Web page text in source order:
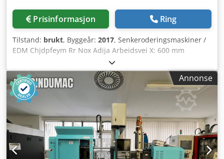
Prisinformasjon Ring
Tilstand: brukt, Byggeår: 2017, Senkeroderingsmaskiner /
EDM Chjdpfeym Rr Nox Adija Arbeidsvei X: 600 mm
Arbeidsvei Y: 400 mm Arbeidsvei Z: 450 mm Bordstørrelse
X: 750 mm Bordstørrelse Y: 600 mm Maks. arbeidsstykke X:
1040 mm Maks. arbeidsstykke Y: 730 mm Maks.
arbeidsstykke Z: 410 mm Maks. elektrodevekt: 50 kg Maks.
arbeidsstykkevekt: 1600 kg Generator: 64 ampere Kjøler
Nedsenkbar beholder Charmilles-styring
Presisjonsbearbeiding av former og verktøy Integrert
generator Dielektrisk system med kjøling Egnet for verktøy-
og formproduksjon
Annonse